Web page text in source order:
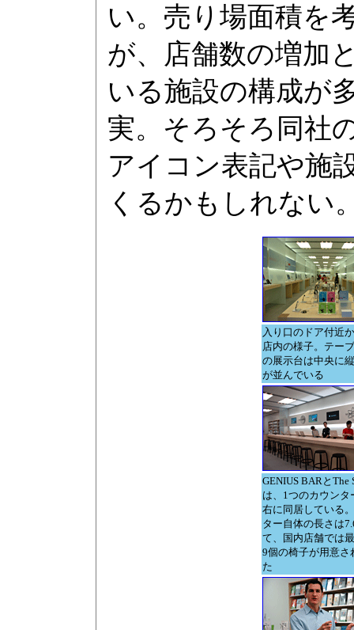
い。売り場面積を
が、店舗数の増加
いる施設の構成が
実。そろそろ同社
アイコン表記や施
くるかもしれない
入り口のドア付近
店内の様子。テー
の展示台は中央に
が並んでいる
GENIUS BARとThe
は、1つのカウンタ
右に同居している
ター自体の長さは
て、国内店舗では
9個の椅子が用意さ
た